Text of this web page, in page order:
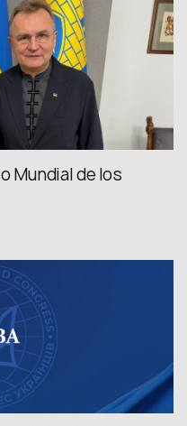
Mundial de los